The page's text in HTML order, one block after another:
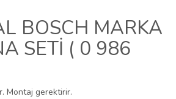
BOSCH MARKA
SETİ ( 0 986
Montaj gerektirir.